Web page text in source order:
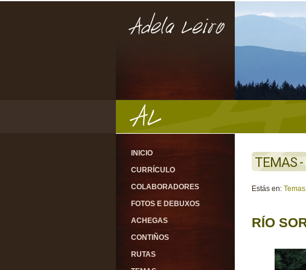
INICIO
CURRÍCULO
COLABORADORES
FOTOS E DEBUXOS
ACHEGAS
CONTIÑOS
RUTAS
TEMAS -
Estás en: Temas
RÍO